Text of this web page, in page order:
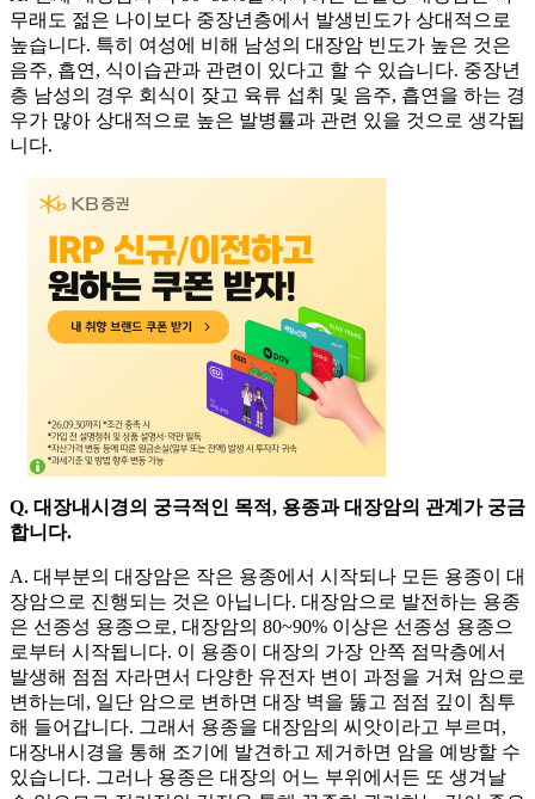
무래도 젊은 나이보다 중장년층에서 발생빈도가 상대적으로
높습니다. 특히 여성에 비해 남성의 대장암 빈도가 높은 것은
음주, 흡연, 식이습관과 관련이 있다고 할 수 있습니다. 중장년
층 남성의 경우 회식이 잦고 육류 섭취 및 음주, 흡연을 하는 경
우가 많아 상대적으로 높은 발병률과 관련 있을 것으로 생각됩
니다.
Q. 대장내시경의 궁극적인 목적, 용종과 대장암의 관계가 궁금
합니다.
A. 대부분의 대장암은 작은 용종에서 시작되나 모든 용종이 대
장암으로 진행되는 것은 아닙니다. 대장암으로 발전하는 용종
은 선종성 용종으로, 대장암의 80~90% 이상은 선종성 용종으
로부터 시작됩니다. 이 용종이 대장의 가장 안쪽 점막층에서
발생해 점점 자라면서 다양한 유전자 변이 과정을 거쳐 암으로
변하는데, 일단 암으로 변하면 대장 벽을 뚫고 점점 깊이 침투
해 들어갑니다. 그래서 용종을 대장암의 씨앗이라고 부르며,
대장내시경을 통해 조기에 발견하고 제거하면 암을 예방할 수
있습니다. 그러나 용종은 대장의 어느 부위에서든 또 생겨날